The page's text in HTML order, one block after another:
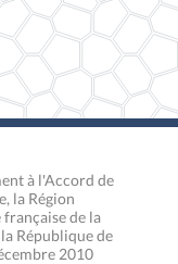
à l'Accord de
la Région
de la
République de
2010